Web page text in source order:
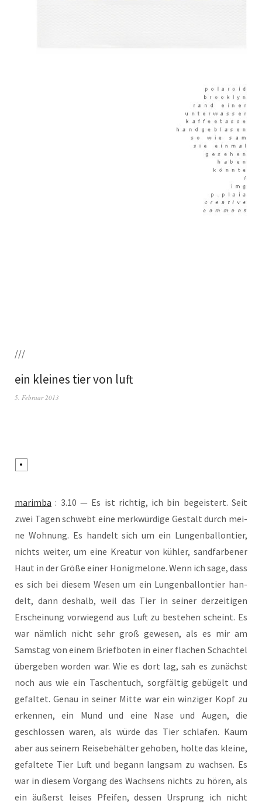
///
ein kleines tier von luft
5. Februar 2013
marim­ba : 3.10 — Es ist rich­tig, ich bin begeis­tert. Seit
zwei Tagen schwebt eine merk­wür­di­ge Gestalt durch mei­
ne Woh­nung. Es han­delt sich um ein Lun­gen­bal­lon­tier,
nichts wei­ter, um eine Krea­tur von küh­ler, sand­far­be­ner
Haut in der Grö­ße einer Honig­me­lo­ne. Wenn ich sage, dass
es sich bei die­sem Wesen um ein Lun­gen­bal­lon­tier han­
delt, dann des­halb, weil das Tier in sei­ner der­zei­ti­gen
Erschei­nung vor­wie­gend aus Luft zu bestehen scheint. Es
war näm­lich nicht sehr groß gewe­sen, als es mir am
Sams­tag von einem Brief­bo­ten in einer fla­chen Schach­tel
über­ge­ben wor­den war. Wie es dort lag, sah es zunächst
noch aus wie ein Taschen­tuch, sorg­fäl­tig gebü­gelt und
gefal­tet. Genau in sei­ner Mit­te war ein win­zi­ger Kopf zu
erken­nen, ein Mund und eine Nase und Augen, die
geschlos­sen waren, als wür­de das Tier schla­fen. Kaum
aber aus sei­nem Rei­se­be­häl­ter geho­ben, hol­te das klei­ne,
gefal­te­te Tier Luft und begann lang­sam zu wach­sen. Es
war in die­sem Vor­gang des Wach­sens nichts zu hören, als
ein äußerst lei­ses Pfei­fen, des­sen Ursprung ich nicht